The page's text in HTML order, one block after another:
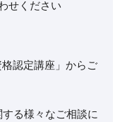
せください
認定講座」からご
る様々なご相談に